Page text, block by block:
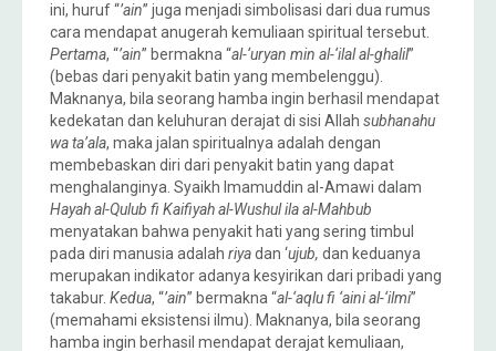
ini, huruf “’ain” juga menjadi simbolisasi dari dua rumus
cara mendapat anugerah kemuliaan spiritual tersebut.
Pertama, “’ain” bermakna “al-‘uryan min al-‘ilal al-ghalil”
(bebas dari penyakit batin yang membelenggu).
Maknanya, bila seorang hamba ingin berhasil mendapat
kedekatan dan keluhuran derajat di sisi Allah subhanahu
wa ta’ala, maka jalan spiritualnya adalah dengan
membebaskan diri dari penyakit batin yang dapat
menghalanginya. Syaikh Imamuddin al-Amawi dalam
Hayah al-Qulub fi Kaifiyah al-Wushul ila al-Mahbub
menyatakan bahwa penyakit hati yang sering timbul
pada diri manusia adalah riyadan ‘ujub, dan keduanya
merupakan indikator adanya kesyirikan dari pribadi yang
takabur. Kedua, “’ain” bermakna “al-‘aqlu fi ‘aini al-‘ilmi”
(memahami eksistensi ilmu). Maknanya, bila seorang
hamba ingin berhasil mendapat derajat kemuliaan,